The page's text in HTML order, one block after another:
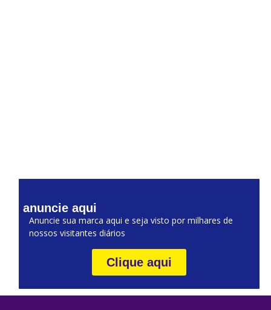
anuncie aqui
Anuncie sua marca aqui e seja visto por milhares de
nossos visitantes diários
Clique aqui